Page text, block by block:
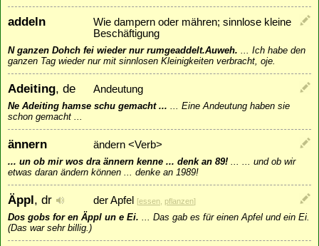
addeln
Wie dampern oder mähren; sinnlose kleine
Beschäftigung
N ganzen Dohch fei wieder nur rumgeaddelt.Auweh.
Ich habe den
ganzen Tag wieder nur mit sinnlosen Kleinigkeiten verbracht, oje.
Adeiting, de Andeutung
Ne Adeiting hamse schu gemacht ...
Eine Andeutung haben sie
schon gemacht ...
ännern ändern <Verb>
... un ob mir wos dra ännern kenne ... denk an 89!
... und ob wir
etwas daran ändern können ... denke an 1989!
Äppl, dr der Apfel [essen pflanzen]
Dos gobs for en Äppl un e Ei.
Das gab es für einen Apfel und ein Ei.
(Das war sehr billig.)